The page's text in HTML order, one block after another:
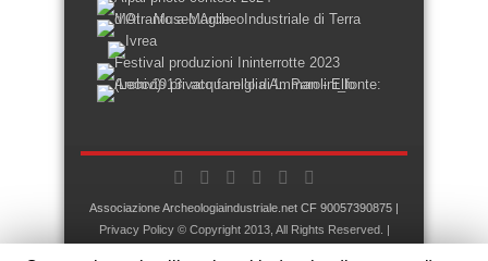
Associazione Archeologiaindustriale.net CF 90057390875 |
Privacy Policy© Copyright 2013, All Rights Reserved. |